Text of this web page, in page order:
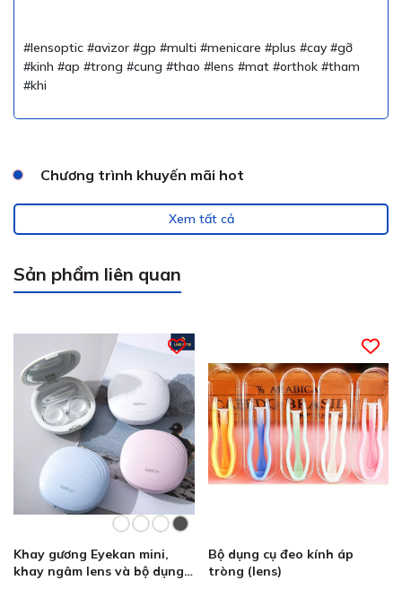
#lensoptic #avizor #gp #multi #menicare #plus #cay #gỡ
#kinh #ap #trong #cung #thao #lens #mat #orthok #tham
#khi
Chương trình khuyến mãi hot
Xem tất cả
Sản phẩm liên quan
Khay gương Eyekan mini,
khay ngâm lens và bộ dụng
Bộ dụng cụ đeo kính áp
tròng (lens)